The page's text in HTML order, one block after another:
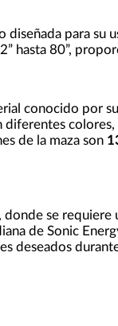
diseñada para
hasta 80”,
conocido por
diferentes
de la maza son
se
de Sonic
deseados